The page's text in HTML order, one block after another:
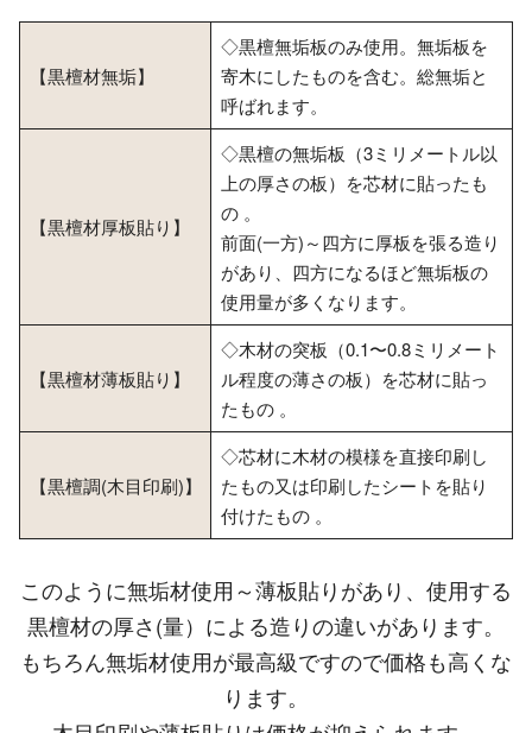
【黒檀材無垢】
◇黒檀無垢板のみ使用。無垢板を
寄木にしたものを含む。総無垢と
呼ばれます。
【黒檀材厚板貼り】
◇黒檀の無垢板（3ミリメートル以
上の厚さの板）を芯材に貼ったも
の 。
前面(一方)～四方に厚板を張る造り
があり、四方になるほど無垢板の
使用量が多くなります。
【黒檀材薄板貼り】
◇木材の突板（0.1〜0.8ミリメート
ル程度の薄さの板）を芯材に貼っ
たもの 。
【黒檀調(木目印刷)】
◇芯材に木材の模様を直接印刷し
たもの又は印刷したシートを貼り
付けたもの 。
このように無垢材使用～薄板貼りがあり、使用する
黒檀材の厚さ(量）による造りの違いがあります。
もちろん無垢材使用が最高級ですので価格も高くな
ります。